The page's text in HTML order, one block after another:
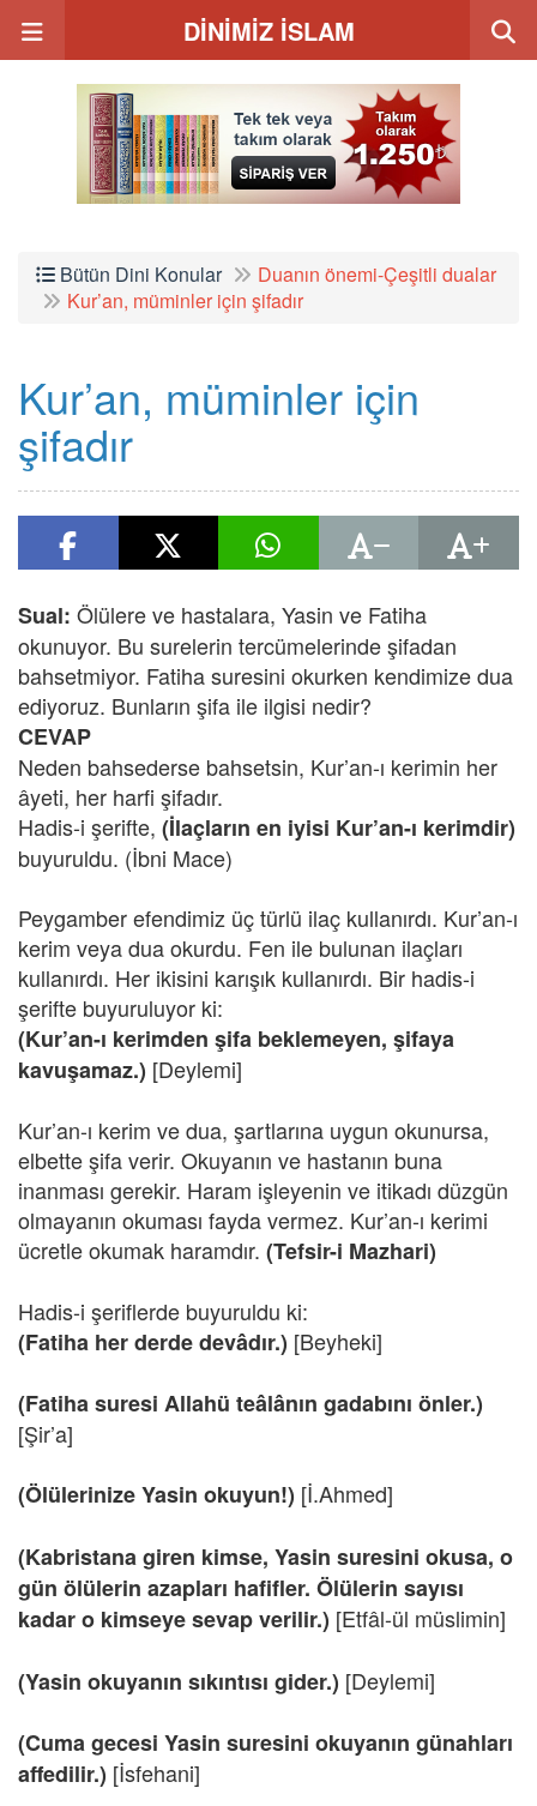
DİNİMİZ İSLAM
Bütün Dini Konular
Duanın önemi-Çeşitli dualar
Kur’an, müminler için şifadır
Kur’an, müminler için
şifadır
Sual: Ölülere ve hastalara, Yasin ve Fatiha
okunuyor. Bu surelerin tercümelerinde şifadan
bahsetmiyor. Fatiha suresini okurken kendimize dua
ediyoruz. Bunların şifa ile ilgisi nedir?
CEVAP
Neden bahsederse bahsetsin, Kur’an-ı kerimin her
âyeti, her harfi şifadır.
Hadis-i şerifte, (İlaçların en iyisi Kur’an-ı kerimdir)
buyuruldu. (İbni Mace)
Peygamber efendimiz üç türlü ilaç kullanırdı. Kur’an-ı
kerim veya dua okurdu. Fen ile bulunan ilaçları
kullanırdı. Her ikisini karışık kullanırdı. Bir hadis-i
şerifte buyuruluyor ki:
(Kur’an-ı kerimden şifa beklemeyen, şifaya
kavuşamaz.) [Deylemi]
Kur’an-ı kerim ve dua, şartlarına uygun okunursa,
elbette şifa verir. Okuyanın ve hastanın buna
inanması gerekir. Haram işleyenin ve itikadı düzgün
olmayanın okuması fayda vermez. Kur’an-ı kerimi
ücretle okumak haramdır. (Tefsir-i Mazhari)
Hadis-i şeriflerde buyuruldu ki:
(Fatiha her derde devâdır.) [Beyheki]
(Fatiha suresi Allahü teâlânın gadabını önler.)
[Şir’a]
(Ölülerinize Yasin okuyun!) [İ.Ahmed]
(Kabristana giren kimse, Yasin suresini okusa, o
gün ölülerin azapları hafifler. Ölülerin sayısı
kadar o kimseye sevap verilir.) [Etfâl-ül müslimin]
(Yasin okuyanın sıkıntısı gider.) [Deylemi]
(Cuma gecesi Yasin suresini okuyanın günahları
affedilir.) [İsfehani]